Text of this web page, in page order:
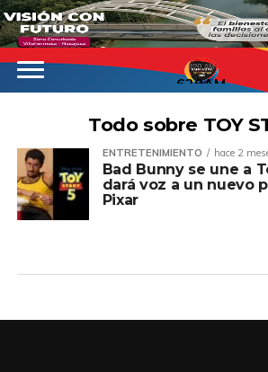
620AM
Todo sobre TOY
ENTRETENIMIENTO hace 2
Bad Bunny se une a
dará voz a un nuevo
Pixar